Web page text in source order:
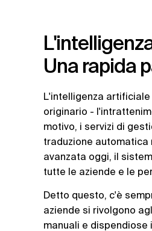
Una rapida
L'intelligenza artificiale
originario -
motivo, i servizi di
traduzione automatica
avanzata oggi, il
tutte le aziende e le
Detto questo, c'è
aziende si rivolgono
manuali e